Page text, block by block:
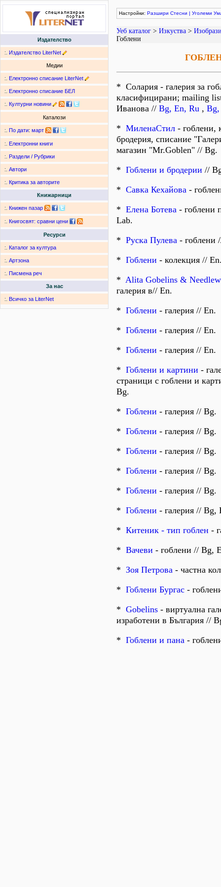
Издателство
:. Издателство LiterNet
Медии
:. Електронно списание LiterNet
:. Електронно списание БЕЛ
:. Културни новини
Каталози
:. По дати: март
:. Електронни книги
:. Раздели / Рубрики
:. Автори
:. Критика за авторите
Книжарници
:. Книжен пазар
:. Книгосвят: сравни цени
Ресурси
:. Каталог за култура
:. Артзона
:. Писмена реч
За нас
:. Всичко за LiterNet
Настройки: Разшири Стесни | Уголеми
Уеб каталог > Изкуства >
Гоблени
* Солария - галерия за
класифицирани; mailing
Иванова // Bg, En, Ru ,
* МиленаСтил - гоблени,
бродерия, списание
магазин "Mr.Goblen" // Bg.
* Гоблени и бродерии //
* Савка Кехайова -
* Елена Ботева - гоблени
Lab.
* Руска Пулева - гоблени
* Гоблени - колекция //
* Alita Gobelins &
галерия в// En.
* Гоблени - галерия // En.
* Гоблени - галерия // En.
* Гоблени - галерия // En.
* Гоблени и картини -
страници с гоблени и
Bg.
* Гоблени - галерия // Bg.
* Гоблени - галерия // Bg.
* Гоблени - галерия // Bg.
* Гоблени - галерия // Bg.
* Гоблени - галерия // Bg.
* Гоблени - галерия // Bg,
* Китеник - тип гоблен -
* Вачеви - гоблени // Bg,
* Зоя Петрова - частна
* Гоблени Бургас -
* Gobelins - виртуална
изработени в България //
* Гоблени и пана -